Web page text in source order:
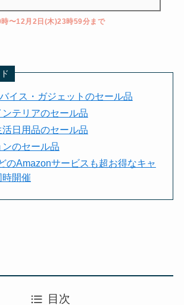
〜12月2日(木)23時59分まで
イス・ガジェットのセール品
テリアのセール品
日用品のセール品
のセール品
のAmazonサービスも超お得なキャ
時開催
目次